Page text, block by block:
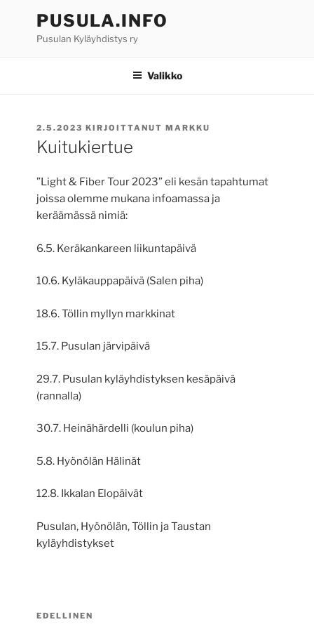
sisältöönPUSULA.INFO
Pusulan Kyläyhdistys ry
Valikko
JULKAISTU
2.5.2023 KIRJOITTANUTMARKKU
Kuitukiertue
”Light & Fiber Tour 2023” eli kesän tapahtumat
joissa olemme mukana infoamassa ja
keräämässä nimiä:
6.5. Keräkankareen liikuntapäivä
10.6. Kyläkauppapäivä (Salen piha)
18.6. Töllin myllyn markkinat
15.7. Pusulan järvipäivä
29.7. Pusulan kyläyhdistyksen kesäpäivä
(rannalla)
30.7. Heinähärdelli (koulun piha)
5.8. Hyönölän Hälinät
12.8. Ikkalan Elopäivät
Pusulan, Hyönölän, Töllin ja Taustan
kyläyhdistykset
Edellinen
EDELLINEN